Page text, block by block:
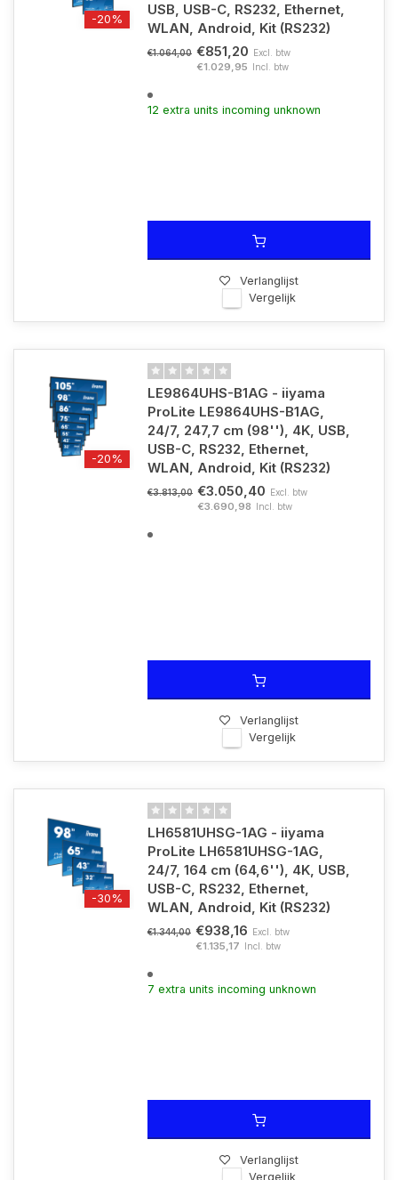
-20%
USB, USB-C, RS232, Ethernet,
WLAN, Android, Kit (RS232)
€1.064,00 €851,20 Excl. btw
€1.029,95 Incl. btw
12 extra units incoming unknown
Verlanglijst
Vergelijk
-20%
LE9864UHS-B1AG - iiyama
ProLite LE9864UHS-B1AG,
24/7, 247,7 cm (98''), 4K, USB,
USB-C, RS232, Ethernet,
WLAN, Android, Kit (RS232)
€3.813,00 €3.050,40 Excl. btw
€3.690,98 Incl. btw
Verlanglijst
Vergelijk
-30%
LH6581UHSG-1AG - iiyama
ProLite LH6581UHSG-1AG,
24/7, 164 cm (64,6''), 4K, USB,
USB-C, RS232, Ethernet,
WLAN, Android, Kit (RS232)
€1.344,00 €938,16 Excl. btw
€1.135,17 Incl. btw
7 extra units incoming unknown
Verlanglijst
Vergelijk